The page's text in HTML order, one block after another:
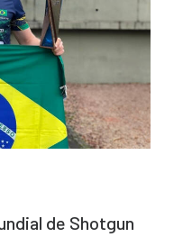
de Shotgun